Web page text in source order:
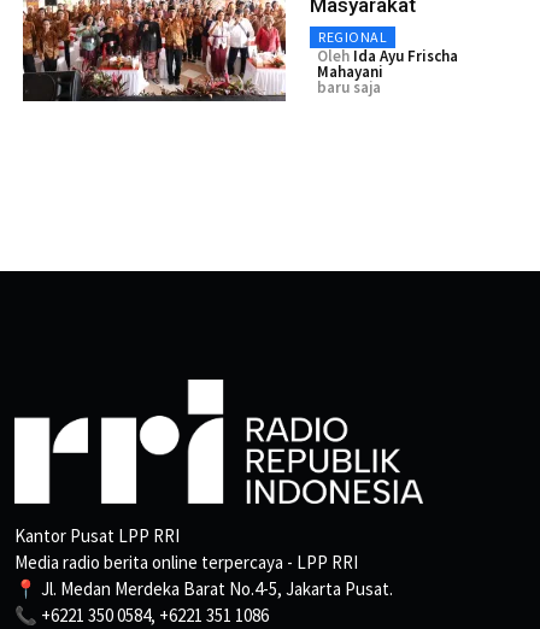
REGIONAL
Oleh Ida Ayu Frischa
Mahayani
baru saja
Kantor Pusat LPP RRI
Media radio berita online terpercaya - LPP RRI
📍 Jl. Medan Merdeka Barat No.4-5, Jakarta Pusat.
📞 +6221 350 0584, +6221 351 1086